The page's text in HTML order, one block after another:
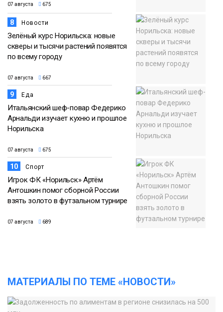
07 августа 675
8 Новости
Зелёный курс Норильска: новые
скверы и тысячи растений появятся
по всему городу
07 августа 667
9 Еда
Итальянский шеф-повар Федерико
Арнальди изучает кухню и прошлое
Норильска
07 августа 675
10 Спорт
Игрок ФК «Норильск» Артём
Антошкин помог сборной России
взять золото в футзальном турнире
07 августа 689
МАТЕРИАЛЫ ПО ТЕМЕ «НОВОСТИ»